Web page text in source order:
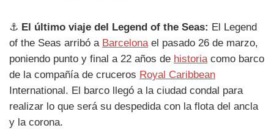
⚓ El último viaje del Legend of the Seas: El Legend
of the Seas arribó a Barcelonael pasado 26 de marzo,
poniendo punto y final a 22 años de historiacomo barco
de la compañía de cruceros Royal Caribbean
International. El barco llegó a la ciudad condal para
realizar lo que será su despedida con la flota del ancla
y la corona.